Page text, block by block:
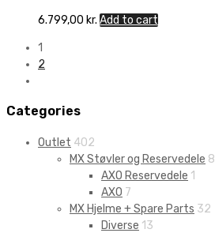
6.799,00 kr. Add to cart
1
2
Categories
Outlet 402
MX Støvler og Reservedele 8
AXO Reservedele 1
AXO 7
MX Hjelme + Spare Parts 32
Diverse 13